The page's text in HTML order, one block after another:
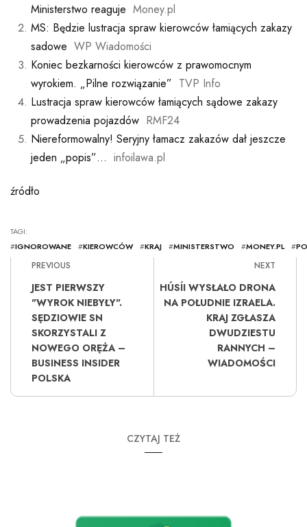
Ministerstwo reaguje Money.pl
MS: Będzie lustracja spraw kierowców łamiących zakazy
sadowe WP Wiadomości
Koniec bezkarności kierowców z prawomocnym
wyrokiem. „Pilne rozwiązanie” TVP Info
Lustracja spraw kierowców łamiących sądowe zakazy
prowadzenia pojazdów RMF24
Niereformowalny! Seryjny łamacz zakazów dał jeszcze
jeden „popis”… infoilawa.pl
źródło
TAGI:
#IGNOROWANE #KIEROWCÓW #KRAJ #MINISTERSTWO #MONEY.PL #
PREVIOUS
JEST PIERWSZY
"WYROK NIEBYŁY".
SĘDZIOWIE SN
SKORZYSTALI Z
NOWEGO ORĘŻA –
BUSINESS INSIDER
POLSKA
NEXT
HÚSÍI WYSŁAŁO DRONA
NA POŁUDNIE IZRAELA.
KRAJ ZGŁASZA
DWUDZIESTU
RANNYCH –
WIADOMOŚCI
CZYTAJ TEŻ